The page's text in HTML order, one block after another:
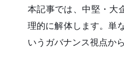
本記事では、中堅・大
理的に解体します。単
いうガバナンス視点か